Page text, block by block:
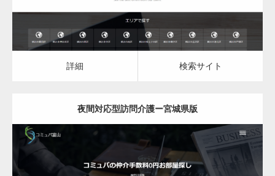
詳細 検索サイト
夜間対応型訪問介護ー宮城県版